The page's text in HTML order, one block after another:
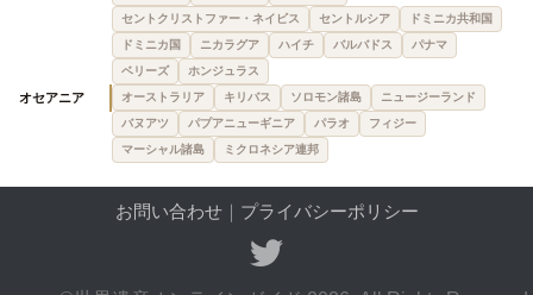
セントクリストファー・ネイビス
セントルシア
ドミニカ共和国
ドミニカ国
ニカラグア ハイチ バルバドス
パナマ
ベリーズ
ホンジュラス
オセアニア オーストラリア キリバス ソロモン諸島
ニュージーランド
バヌアツ
パプアニューギニア パラオ
フィジー
マーシャル諸島
ミクロネシア連邦
お問い合わせ｜ プライバシーポリシー